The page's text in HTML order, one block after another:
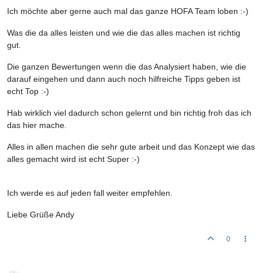
Ich möchte aber gerne auch mal das ganze HOFA Team loben :-)
Was die da alles leisten und wie die das alles machen ist richtig
gut.
Die ganzen Bewertungen wenn die das Analysiert haben, wie die
darauf eingehen und dann auch noch hilfreiche Tipps geben ist
echt Top :-)
Hab wirklich viel dadurch schon gelernt und bin richtig froh das ich
das hier mache.
Alles in allen machen die sehr gute arbeit und das Konzept wie das
alles gemacht wird ist echt Super :-)
Ich werde es auf jeden fall weiter empfehlen.
Liebe Grüße Andy
0